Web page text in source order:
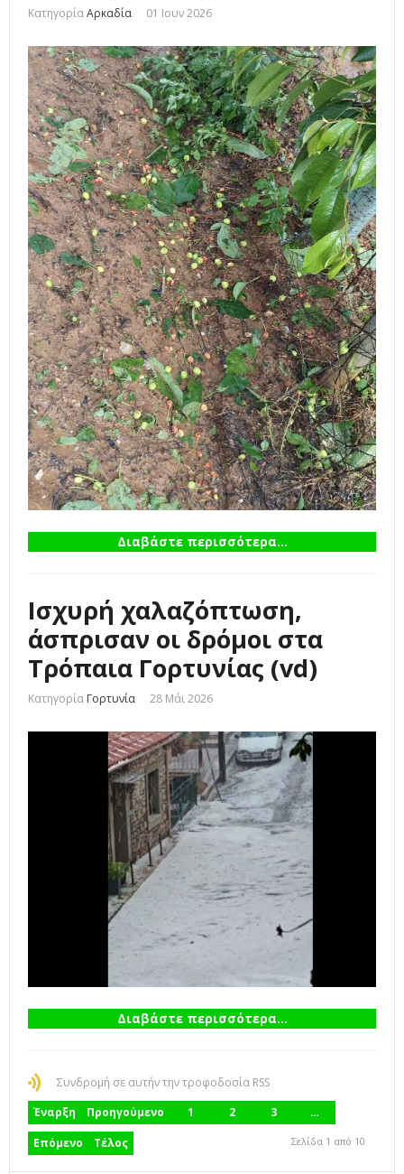
ΚατηγορίαΑρκαδία 01 Ιουν 2026
Διαβάστε περισσότερα...
Ισχυρή χαλαζόπτωση,
άσπρισαν οι δρόμοι στα
Τρόπαια Γορτυνίας (vd)
Κατηγορία Γορτυνία 28 Μάι 2026
Διαβάστε περισσότερα...
Συνδρομή σε αυτήν την τροφοδοσία RSS
Έναρξη
Προηγούμενο 1 2 3
…
Επόμενο
Τέλος Σελίδα 1 από 10